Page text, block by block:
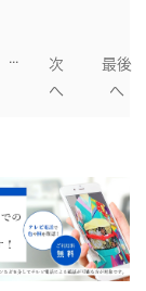
...
次
へ
最後
へ